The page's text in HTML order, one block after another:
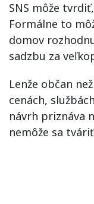
SNS môže
Formálne to
domov
sadzbu za
Lenže občan
cenách,
návrh priznáva
nemôže sa